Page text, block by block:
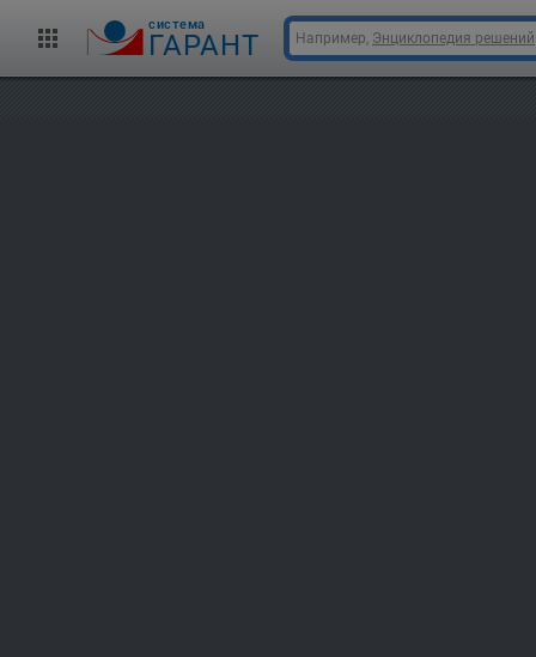
cистема
ГАРАНТ Например, Энциклопедия решений